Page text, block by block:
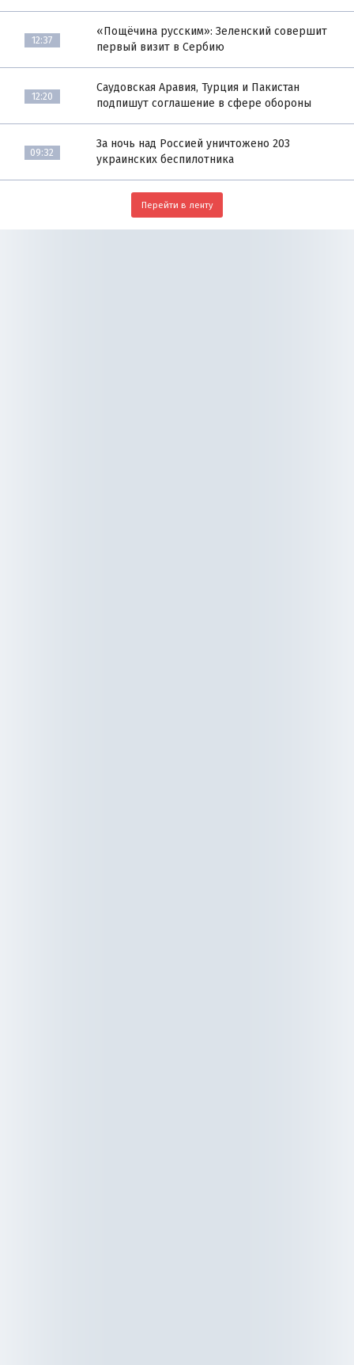
12:37
«Пощёчина русским»: Зеленский совершит
первый визит в Сербию
12:20
Саудовская Аравия, Турция и Пакистан
подпишут соглашение в сфере обороны
09:32
За ночь над Россией уничтожено 203
украинских беспилотника
Перейти в ленту